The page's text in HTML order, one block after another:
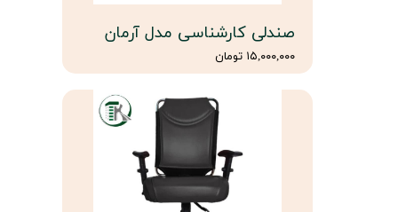
صندلی کارشناسی مدل آرمان
۱۵,۰۰۰,۰۰۰ تومان